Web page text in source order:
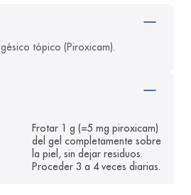
tópico (Piroxicam).
Frotar 1 g (=5 mg piroxicam)
del gel completamente sobre
la piel, sin dejar residuos.
Proceder 3 a 4 veces diarias.